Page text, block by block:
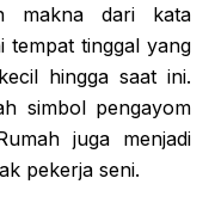
makna dari kata
tempat tinggal yang
hingga saat ini.
simbol pengayom
juga menjadi
pekerja seni.